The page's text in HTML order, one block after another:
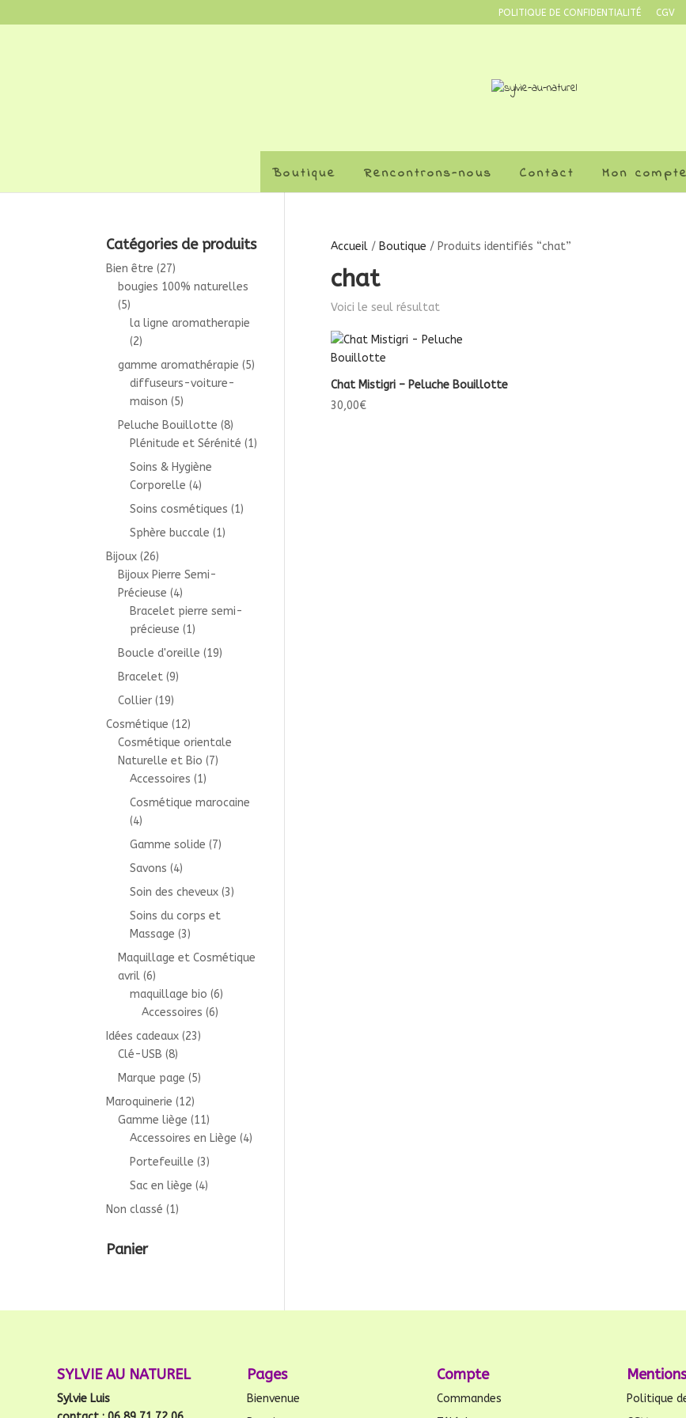
POLITIQUE DE CONFIDENTIALITÉ CGV
Boutique Rencontrons-nous Contact Mon compte
Accueil/ Boutique / Produits identifiés “chat”
chat
Voici le seul résultat
Chat Mistigri – Peluche Bouillotte
30,00€
Catégories de produits
Bien être (27)
bougies 100% naturelles
(5)
la ligne aromatherapie
(2)
gamme aromathérapie (5)
diffuseurs-voiture-
maison (5)
Peluche Bouillotte (8)
Plénitude et Sérénité (1)
Soins & Hygiène
Corporelle (4)
Soins cosmétiques (1)
Sphère buccale (1)
Bijoux (26)
Bijoux Pierre Semi-
Précieuse (4)
Bracelet pierre semi-
précieuse (1)
Boucle d'oreille (19)
Bracelet (9)
Collier (19)
Cosmétique (12)
Cosmétique orientale
Naturelle et Bio (7)
Accessoires (1)
Cosmétique marocaine
(4)
Gamme solide (7)
Savons (4)
Soin des cheveux (3)
Soins du corps et
Massage (3)
Maquillage et Cosmétique
avril (6)
maquillage bio (6)
Accessoires (6)
Idées cadeaux (23)
Clé-USB (8)
Marque page (5)
Maroquinerie (12)
Gamme liège (11)
Accessoires en Liège (4)
Portefeuille (3)
Sac en liège (4)
Non classé (1)
Panier
SYLVIE AU NATUREL
Sylvie Luis
Pages
Bienvenue
Compte
Commandes
Politique